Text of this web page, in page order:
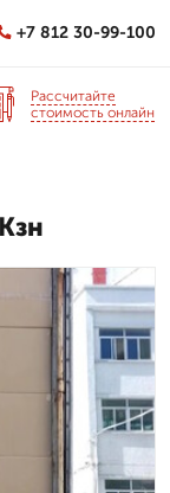
+7 812 30-99-100
Рассчитайте
стоимость онлайн